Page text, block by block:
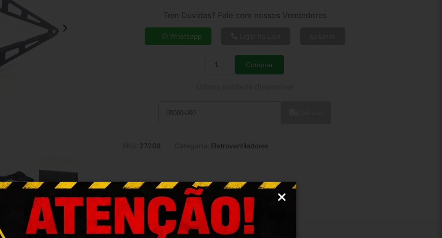
7x de R$ 22,78
9x de R$ 18,18
Tem Dúvidas? Fale com nossos Vendedores
Whatsapp
Quantidade
Comprar
27208 Eletroventiladores